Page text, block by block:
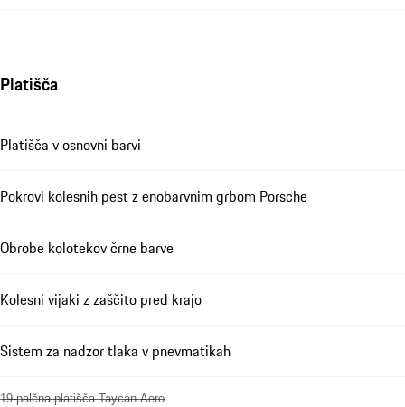
Platišča
Platišča v osnovni barvi
Pokrovi kolesnih pest z enobarvnim grbom Porsche
Obrobe kolotekov črne barve
Kolesni vijaki z zaščito pred krajo
Sistem za nadzor tlaka v pnevmatikah
19-palčna platišča Taycan Aero